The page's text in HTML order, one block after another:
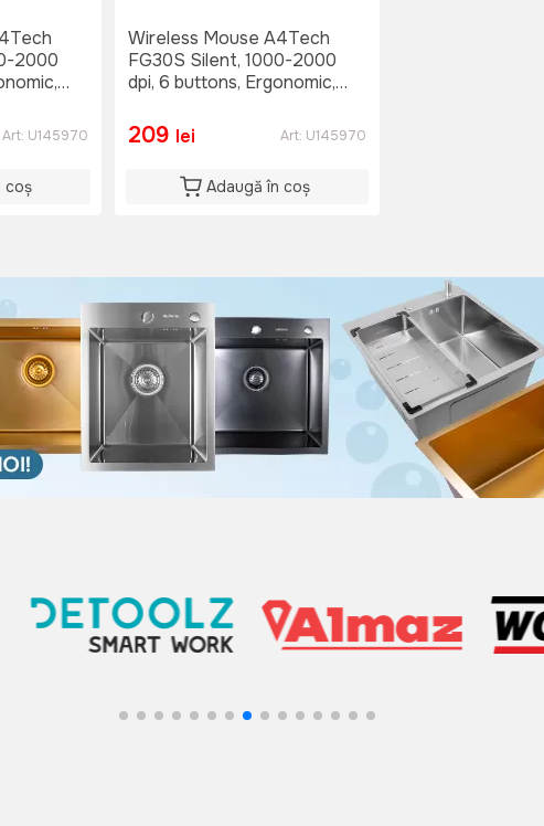
2000
Art: U145970
coș
Wireless Mouse A4Tech
FG30S Silent, 1000-2000
dpi, 6 buttons, Ergonomic,
209 lei Art: U145970
Adaugă în coș